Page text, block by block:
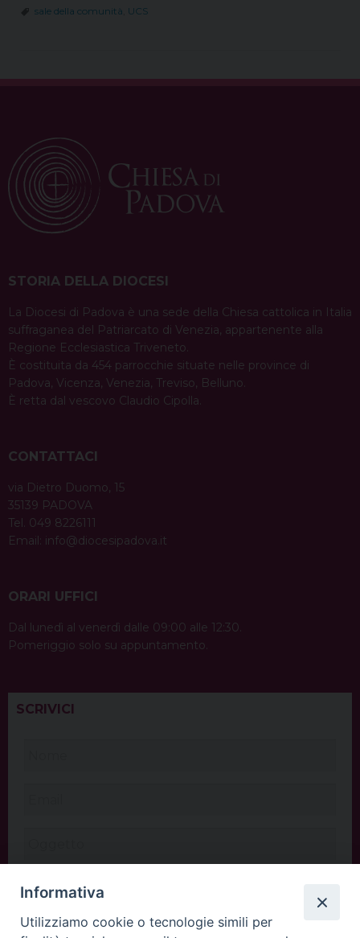
sale della comunità UCS
STORIA DELLA DIOCESI
La Diocesi di Padova è una sede della Chiesa cattolica in Italia
suffraganea del Patriarcato di Venezia, appartenente alla
Regione Ecclesiastica Triveneto.
È costituita da 454 parrocchie situate nelle province di
Padova, Vicenza, Venezia, Treviso, Belluno.
È retta dal vescovo Claudio Cipolla.
CONTATTACI
via Dietro Duomo, 15
35139 PADOVA
Tel. 049 8226111
Email: info@diocesipadova.it
ORARI UFFICI
Dal lunedì al venerdì dalle 09:00 alle 12:30.
Pomeriggio solo su appuntamento.
SCRIVICI
Informativa
Utilizziamo cookie o tecnologie simili per